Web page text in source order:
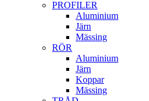
PROFILER
Aluminium
Järn
Mässing
RÖR
Aluminium
Järn
Koppar
Mässing